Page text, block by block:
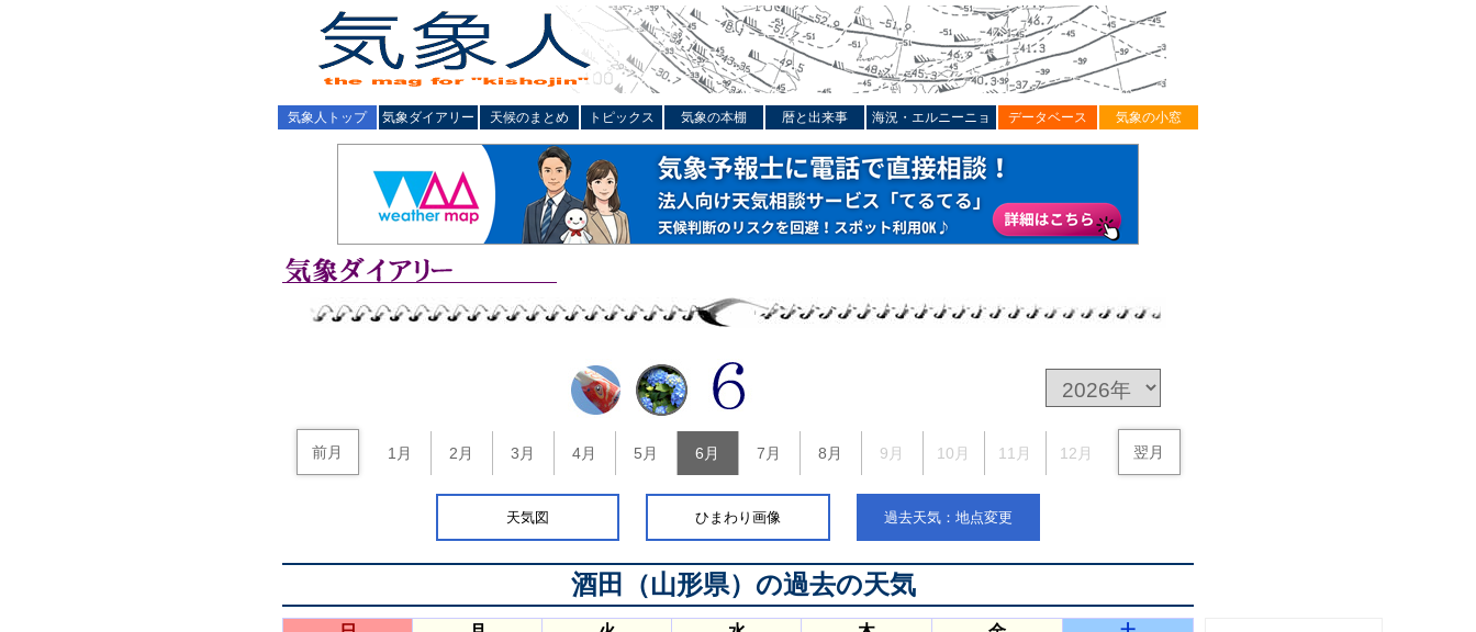
気象人トップ 気象ダイアリー 天候のまとめ トピックス 気象の本棚 暦と出来事 海況・エルニーニョ データベース 気象の小窓
前月 1月 2月 3月 4月 5月 6月 7月 8月 9月 10月 11月 12月 翌月
天気図 ひまわり画像 過去天気：地点変更
酒田（山形県） の過去の天気